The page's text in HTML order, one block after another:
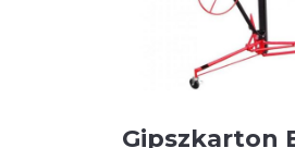
Gipszkarton